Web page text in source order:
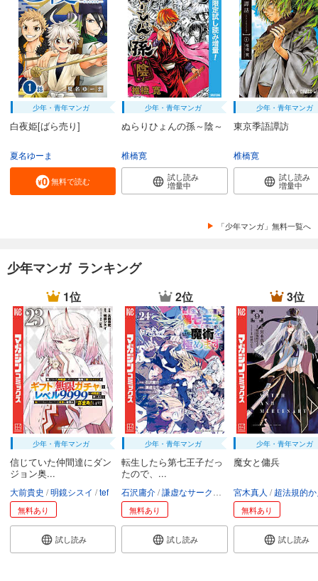
少年・青年マンガ
白夜姫[ばら売り]
夏名ゆーま
無料で読む
少年・青年マンガ
ぬらりひょんの孫～陰～
椎橋寛
試し読み
増量中
少年・青年マンガ
東京季語譚訪
椎橋寛
試し読み
増量中
「少年マンガ」無料一覧へ
少年マンガ ランキング
1位
少年・青年マンガ
信じていた仲間達にダン
ジョン奥...
大前貴史 明鏡シスイ tef
無料あり
試し読み
2位
少年・青年マンガ
転生したら第七王子だっ
たので、...
石沢庸介 謙虚なサークル メル。
無料あり
試し読み
3位
少年・青年マンガ
魔女と傭兵
宮木真人 超法規的か
無料あり
試し読み